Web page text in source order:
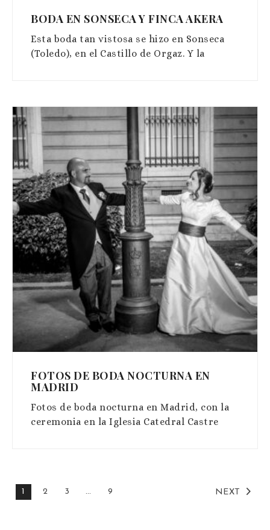
BODA EN SONSECA Y FINCA AKERA
Esta boda tan vistosa se hizo en Sonseca
(Toledo), en el Castillo de Orgaz. Y la
FOTOS DE BODA NOCTURNA EN
MADRID
Fotos de boda nocturna en Madrid, con la
ceremonia en la Iglesia Catedral Castre
1 2 3 … 9 NEXT